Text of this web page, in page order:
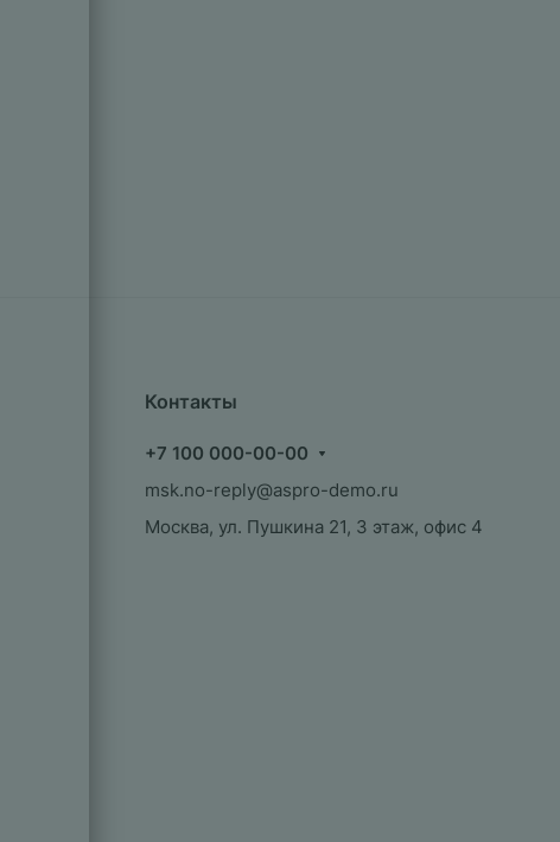
Контакты
+7 100 000-00-00
msk.no-reply@aspro-demo.ru
Москва, ул. Пушкина 21, 3 этаж, офис 4